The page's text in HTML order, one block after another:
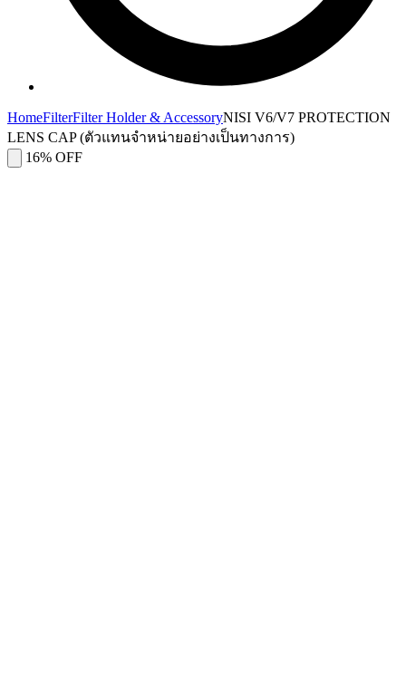
HomeFilterFilter Holder & AccessoryNISI V6/V7 PROTECTION
LENS CAP (ตัวแทนจำหน่ายอย่างเป็นทางการ)
16% OFF